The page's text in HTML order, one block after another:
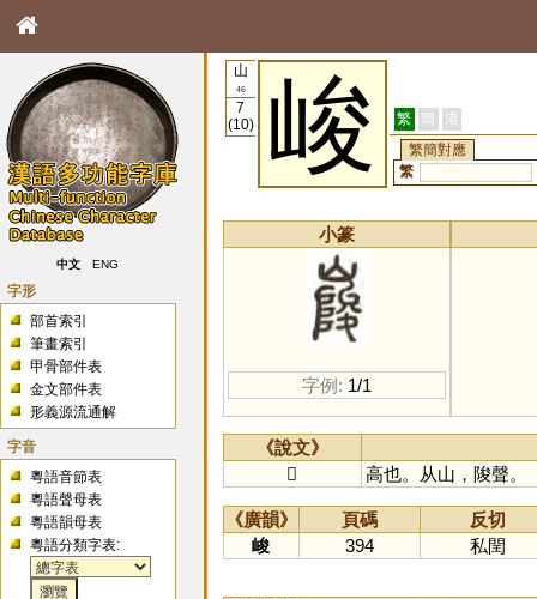
中文 ENG
字形
部首索引
筆畫索引
甲骨部件表
金文部件表
形義源流通解
字音
粵語音節表
粵語聲母表
粵語韻母表
粵語分類字表:
山
46
7
(10)
峻 繁 簡
港
繁簡對應
繁
小篆
字例: 1/1
《說文》
𡺲
高也。从山，陖聲。
《廣韻》 頁碼
反切
峻
394 私閏